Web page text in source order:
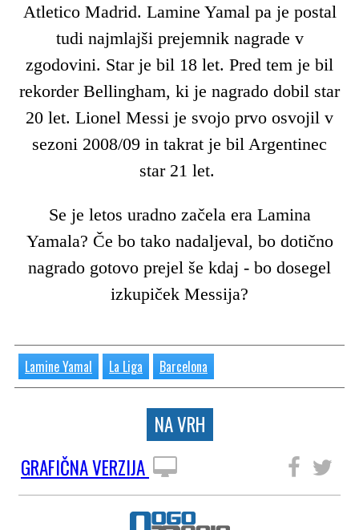
Atletico Madrid. Lamine Yamal pa je postal
tudi najmlajši prejemnik nagrade v
zgodovini. Star je bil 18 let. Pred tem je bil
rekorder Bellingham, ki je nagrado dobil star
20 let. Lionel Messi je svojo prvo osvojil v
sezoni 2008/09 in takrat je bil Argentinec
star 21 let.
Se je letos uradno začela era Lamina
Yamala? Če bo tako nadaljeval, bo dotično
nagrado gotovo prejel še kdaj - bo dosegel
izkupiček Messija?
Lamine Yamal La Liga Barcelona
NA VRH
GRAFIČNA VERZIJA